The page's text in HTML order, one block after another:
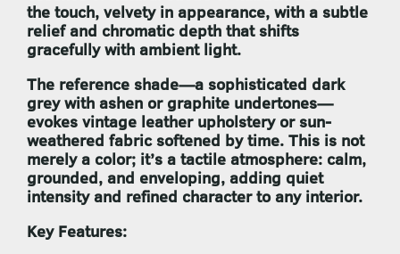
the touch, velvety in appearance, with a subtle
relief and chromatic depth that shifts
gracefully with ambient light.
The reference shade—a sophisticated dark
grey with ashen or graphite undertones—
evokes vintage leather upholstery or sun-
weathered fabric softened by time. This is not
merely a color; it’s a tactile atmosphere: calm,
grounded, and enveloping, adding quiet
intensity and refined character to any interior.
Key Features: